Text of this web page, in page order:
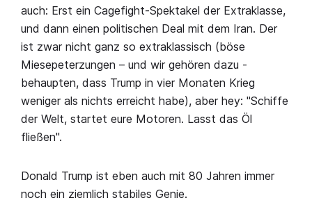
auch: Erst ein Cagefight-Spektakel der Extraklasse,
und dann einen politischen Deal mit dem Iran. Der
ist zwar nicht ganz so extraklassisch (böse
Miesepeterzungen – und wir gehören dazu -
behaupten, dass Trump in vier Monaten Krieg
weniger als nichts erreicht habe), aber hey: "Schiffe
der Welt, startet eure Motoren. Lasst das Öl
fließen".
Donald Trump ist eben auch mit 80 Jahren immer
noch ein ziemlich stabiles Genie.